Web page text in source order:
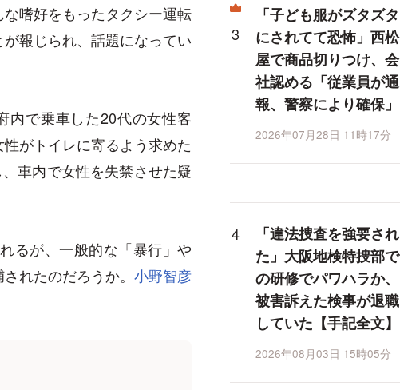
嗜好をもったタクシー運転
報じられ、話題になってい
内で乗車した20代の女性客
がトイレに寄るよう求めた
車内で女性を失禁させた疑
るが、一般的な「暴行」や
れたのだろうか。 小野智彦
「子ども服がズタズタ
にされてて恐怖」西松
屋で商品切りつけ、会
社認める「従業員が通
報、警察により確保」
2026年07月28日 11時17分
「違法捜査を強要され
た」大阪地検特捜部で
の研修でパワハラか、
被害訴えた検事が退職
していた【手記全文】
2026年08月03日 15時05分